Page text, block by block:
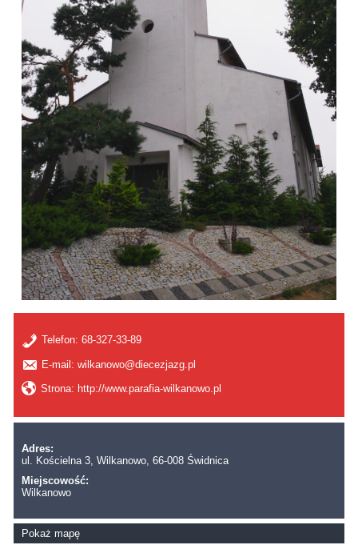
Telefon:68-327-33-89
E-mail: wilkanowo@diecezjazg.pl
Strona: http://www.parafia-wilkanowo.pl
Adres:
ul. Kościelna 3, Wilkanowo, 66-008 Świdnica
Miejscowość:
Wilkanowo
Pokaż mapę